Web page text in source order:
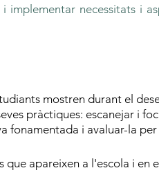
necessitats i
mostren durant el
pràctiques: escanejar i
fonamentada i avaluar-la
apareixen a l'escola i en